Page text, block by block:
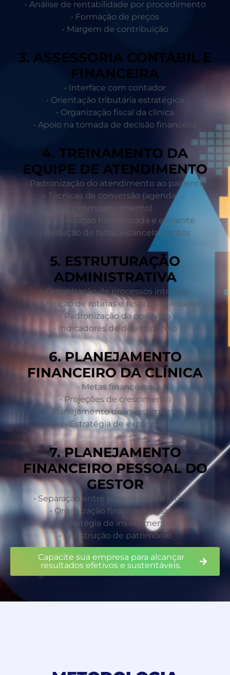
• Análise de rentabilidade por procedimento
• Formação de preços
• Margem de contribuição
3. ASSESSORIA CONTÁBIL E
FINANCEIRA
• Interface com contador
• Orientação tributária estratégica
• Organização fiscal da clínica
• Apoio na tomada de decisão financeira
4. TREINAMENTO DA
EQUIPE DE ATENDIMENTO
• Padronização do atendimento ao paciente
• Técnicas de conversão (agenda →
comparecimento)
• Comunicação humanizada e eficiente
• Redução de faltas e cancelamentos
5. ESTRUTURAÇÃO
ADMINISTRATIVA
• Organização de processos internos
• Definição de rotinas e responsabilidades
• Padronização da operação
• Indicadores de desempenho
6. PLANEJAMENTO
FINANCEIRO DA CLÍNICA
• Metas financeiras
• Projeções de crescimento
• Planejamento de investimentos
• Estratégia de expansão
7. PLANEJAMENTO
FINANCEIRO PESSOAL DO
GESTOR
• Separação entre pessoa física e jurídica
• Organização financeira pessoal
• Estratégia de investimentos
• Construção de patrimônio
Capacite sua empresa para alcançar
resultados efetivos e sustentáveis.